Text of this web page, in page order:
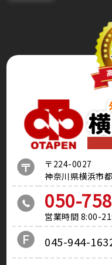
〒224-0027
神奈川県横浜市
050-
営業時間 8:00-
045-944-